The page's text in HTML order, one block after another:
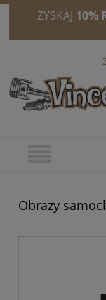
ZYSKAJ 10%
Obrazy